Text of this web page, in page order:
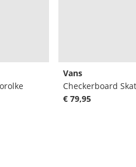
Vans
Checkerboard
€ 79,95